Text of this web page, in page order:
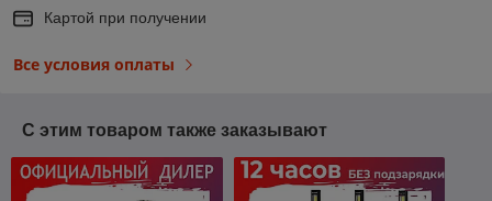
Картой при получении
Все условия оплаты
С этим товаром также заказывают